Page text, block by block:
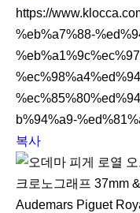
S
h
a
r
e
https://
%eb%a7%88-
b%94%a9-
복사
Audemars Piguet